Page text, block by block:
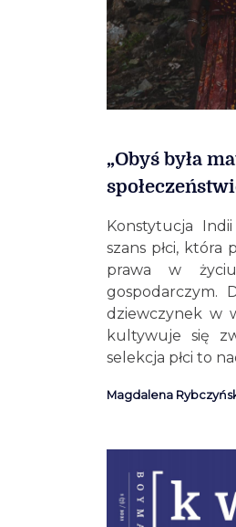
„Obyś była
Konstytucja
szans płci,
prawa w
gospodarczym.
dziewczynek w
kultywuje się
selekcja płci to
Magdalena